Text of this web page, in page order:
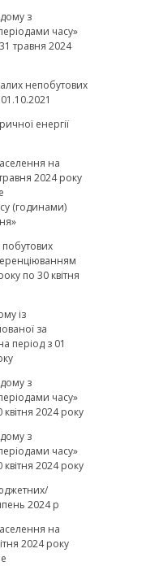
з
часу»
травня 2024
непобутових
енергії
на
2024 року
(годинами)
по 30 квітня
із
за
період з 01
з
часу»
2024 року
з
часу»
2024 року
2024 р
на
2024 року